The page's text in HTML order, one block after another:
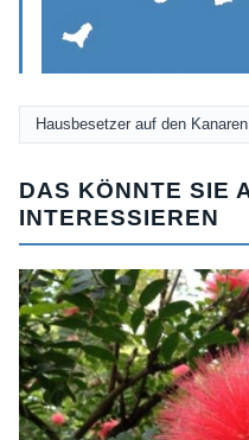
Hausbesetzer auf den Kanaren
DAS KÖNNTE SIE
INTERESSIEREN